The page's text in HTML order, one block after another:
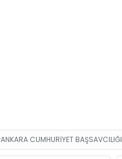
ANKARA CUMHURIYET BAŞSAVCILIĞI